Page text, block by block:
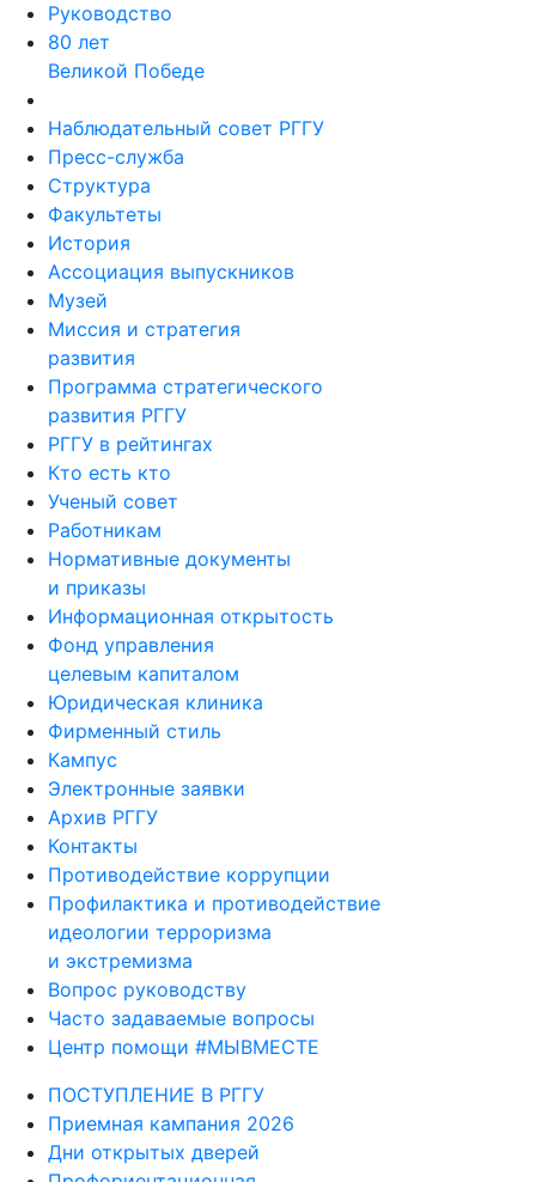
Руководство
80 лет
Великой Победе
Наблюдательный совет РГГУ
Пресс-служба
Структура
Факультеты
История
Ассоциация выпускников
Музей
Миссия и стратегия
развития
Программа стратегического
развития РГГУ
РГГУ в рейтингах
Кто есть кто
Ученый совет
Работникам
Нормативные документы
и приказы
Информационная открытость
Фонд управления
целевым капиталом
Юридическая клиника
Фирменный стиль
Кампус
Электронные заявки
Архив РГГУ
Контакты
Противодействие коррупции
Профилактика и противодействие
идеологии терроризма
и экстремизма
Вопрос руководству
Часто задаваемые вопросы
Центр помощи #МЫВМЕСТЕ
ПОСТУПЛЕНИЕ В РГГУ
Приемная кампания 2026
Дни открытых дверей